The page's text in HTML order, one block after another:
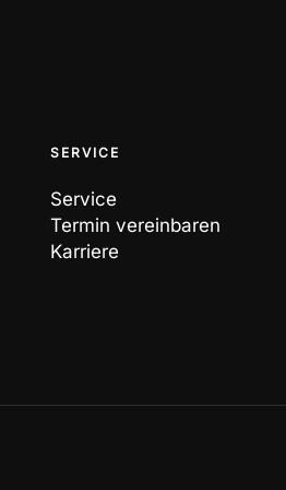
SERVICE
Service
Termin vereinbaren
Karriere